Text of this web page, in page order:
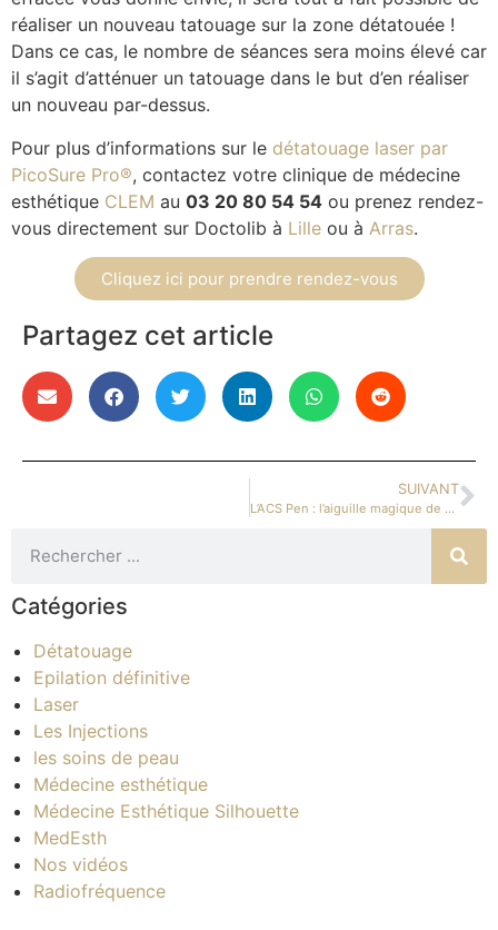
réaliser un nouveau tatouage sur la zone détatouée !
Dans ce cas, le nombre de séances sera moins élevé car
il s’agit d’atténuer un tatouage dans le but d’en réaliser
un nouveau par-dessus.
Pour plus d’informations sur le détatouage laser par
PicoSure Pro®, contactez votre clinique de médecine
esthétique CLEM au 03 20 80 54 54 ou prenez rendez-
vous directement sur Doctolib à Lille ou à Arras.
Cliquez ici pour prendre rendez-vous
Partagez cet article
SUIVANT
L’ACS Pen : l’aiguille magique de microneedling
Catégories
Détatouage
Epilation définitive
Laser
Les Injections
les soins de peau
Médecine esthétique
Médecine Esthétique Silhouette
MedEsth
Nos vidéos
Radiofréquence